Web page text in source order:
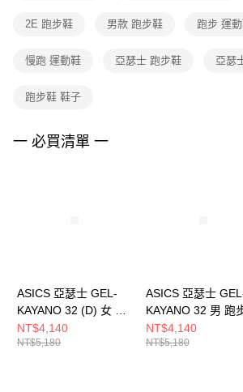
１．透過由恩沛科技股份有限公司提供之「AFTEE
權轉讓予恩沛科技股份有限公司。
３．未成年的使用者請事先徵得法定代理人或監護
４．使用「AFTEE先享後付」時，將依據個別帳號
2E 跑步鞋 男款 跑步鞋 跑步 運
慢跑 運動鞋 亞瑟士 跑步鞋 亞瑟
跑步鞋 鞋子
一 必買清單 一
ASICS 亞瑟士 GEL-
KAYANO 32 (D) 女 跑
步鞋 1012B839102
NT$4,140
NT$5,180
ASICS 亞瑟士
KAYANO 32 男 跑
1011C052100
NT$4,140
NT$5,180